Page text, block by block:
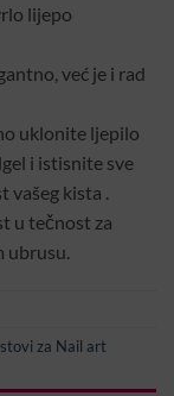
lijepo
već je i rad
uklonite ljepilo
i istisnite sve
kista .
u tečnost za
ubrusu.
za Nail art